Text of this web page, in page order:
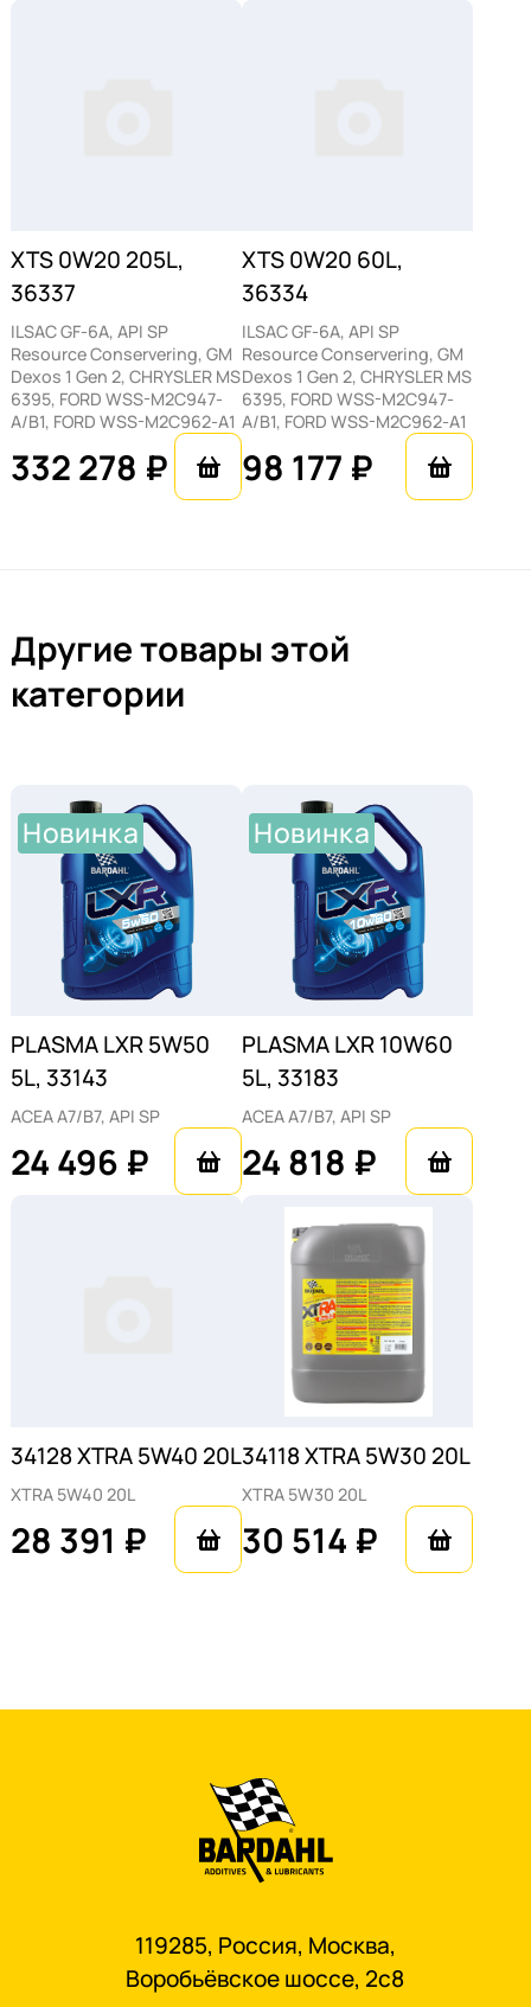
температурах. Продукт поставляется в
удобной упаковке объемом в 20 литров.
XTS 0W20 205L,
36337
ILSAC GF-6A, API SP
Resource Conservering, GM
Dexos 1 Gen 2, CHRYSLER MS
6395, FORD WSS-M2C947-
A/B1, FORD WSS-M2C962-A1
332 278 ₽
XTS 0W20 60L,
36334
ILSAC GF-6A, API SP
Resource Conservering, GM
Dexos 1 Gen 2, CHRYSLER MS
6395, FORD WSS-M2C947-
A/B1, FORD WSS-M2C962-A1
98 177 ₽
Другие товары этой
категории
Новинка
PLASMA LXR 5W50
5L, 33143
ACEA A7/B7, API SP
24 496 ₽
Новинка
PLASMA LXR 10W60
5L, 33183
ACEA A7/B7, API SP
24 818 ₽
34128 ХTRA 5W40 20L
ХTRA 5W40 20L
28 391 ₽
34118 ХTRA 5W30 20L
ХTRA 5W30 20L
30 514 ₽
119285, Россия, Москва,
Воробьёвское шоссе, 2с8